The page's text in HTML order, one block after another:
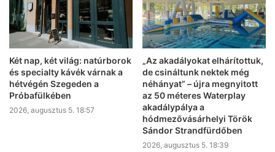
Két nap, két világ: natúrborok
és specialty kávék várnak a
hétvégén Szegeden a
Próbafülkében
2026, augusztus 5. 18:57
„Az akadályokat elhárítottuk,
de csináltunk nektek még
néhányat” – újra megnyitott
az 50 méteres Waterplay
akadálypálya a
hódmezővásárhelyi Török
Sándor Strandfürdőben
2026, augusztus 5. 18:39